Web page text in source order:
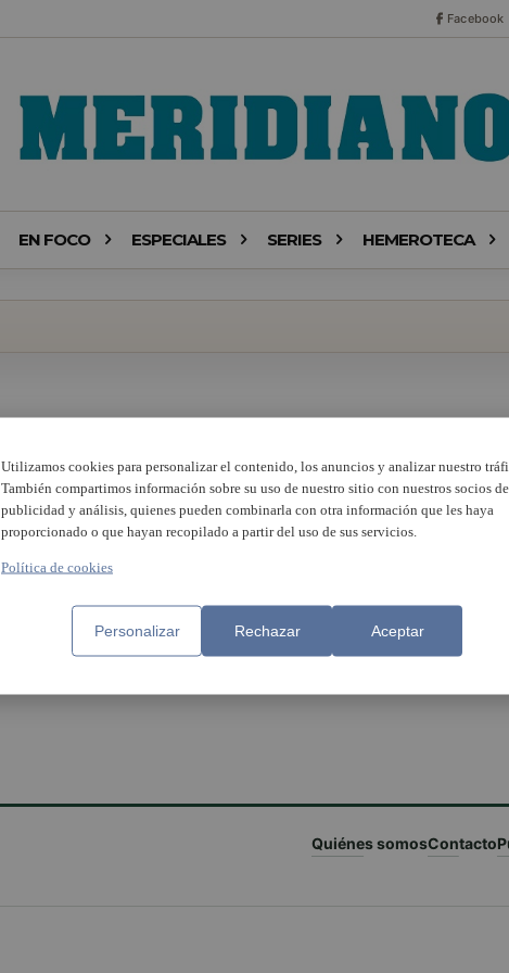
Facebook
EN FOCO ESPECIALES SERIES HEMEROTECA
Quiénes somosContacto
Utilizamos cookies para personalizar el contenido, los anuncios y analizar nuestro
También compartimos información sobre su uso de nuestro sitio con nuestros socios de
publicidad y análisis, quienes pueden combinarla con otra información que les haya
proporcionado o que hayan recopilado a partir del uso de sus servicios.
Política de cookies
Personalizar Rechazar Aceptar